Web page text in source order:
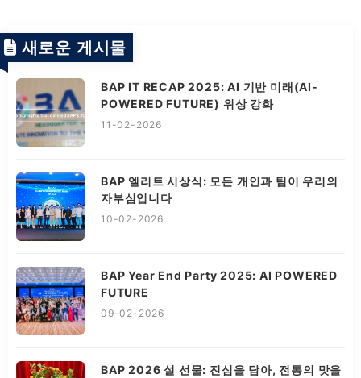
새로운 게시물
BAP IT RECAP 2025: AI 기반 미래(AI-
POWERED FUTURE) 위상 강화
11-02-2026
BAP 엘리트 시상식: 모든 개인과 팀이 우리의
자부심입니다
10-02-2026
BAP Year End Party 2025: AI POWERED
FUTURE
09-02-2026
BAP 2026 설 선물: 진심을 담아, 전통의 맛을